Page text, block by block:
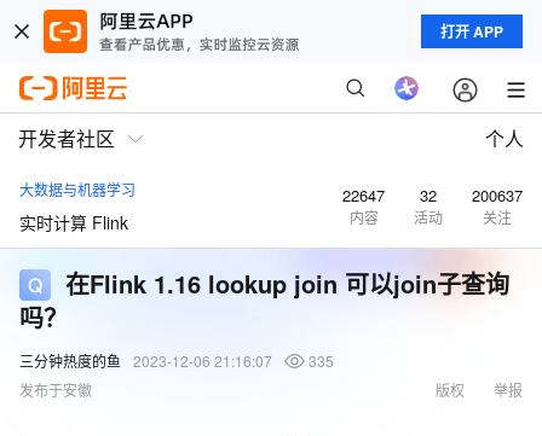
打开 APP
开发者社区 个人
大数据与机器学习
实时计算 Flink
22647
内容
32
活动
200637
关注
在Flink 1.16 lookup join 可以join子查询
吗？
三分钟热度的鱼 2023-12-06 21:16:07
335
发布于安徽
举报
版权